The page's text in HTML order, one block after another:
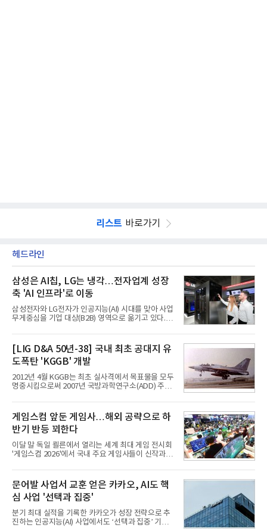
리스트 바로가기
헤드라인
삼성은 AI칩, LG는 냉각…전자업계 성장
축 'AI 인프라'로 이동
삼성전자와 LG전자가 인공지능(AI) 시대를 맞아 사업
무게중심을 기업 대상(B2B) 영역으로 옮기고 있다.
접어든 가운데 삼성전자는 AI 반도체를 중심으로 데
이터센터 생태계 공략을 강화하고 LG전자는 냉각솔
루션·전장·로봇 등 기업용 솔루션 사업 확대에 속도를
내고 있다.9일 업계에 따르면 LG전자는 2분기 생활가
전과 프리미엄 제품 경쟁력에 더해 B2B 사업 확대 효
과로 수익성을 방어한 반면 삼성전자는 디바이스경험
(DX) 부문의 TV·생활가전 수익성이 악화됐다. 대신 삼
사업 확대
[LIG D&A 50년-38] 국내 최초 공대지 유
도폭탄 'KGGB' 개발
2012년 4월 KGGB는 최초 실사격에서 목표물을 모두
명중시킴으로써 2007년 국방과학연구소(ADD) 주관
체로 참여했다. 체계개발에는 총 400여억 원의 개발
비와 62개월의 기간이 소요됐다. 한국형 GPS 유도폭
탄 KGGB(Korea GPS Guided Bomb)는 국내 최초
의 공대지 유도폭탄으로 2012년에 최종 전투용 적합
판정을 받았다.우리 공군이 운용하는 모든 전투기에
탑재할 수 있는 KGGB는 일반목적폭탄(General
Purpose Bomb)에 장착하여 운용토록 개발됐다.이
는 조종사가 휴대하는 명령통신장치(PDU, P
게임스컴 앞둔 게임사…해외 공략으로 하
반기 반등 꾀한다
이달 말 독일 쾰른에서 열리는 세계 최대 게임 전시회
'게임스컴 2026'에서 국내 주요 게임사들이 신작과 글
체별로 엇갈린 가운데 하반기 신작 흥행과 해외 시장
성과가 실적을 좌우할 핵심 변수로 떠오르고 있다.8일
업계에 따르면 올해 상반기 게임업계는 기업별 성적
표가 크게 갈렸다. 대표적으로 크래프톤은 'PUBG: 배
틀그라운드'의 안정적인 성장에 힘입어 상반기 연결
기준 매출 2조6616억원, 영업이익 9725억원으로 역
대 최대 실적을 기록했다. 엔씨도 올해 출시한 '아이온
문어발 사업서 교훈 얻은 카카오, AI도 핵
심 사업 '선택과 집중'
분기 최대 실적을 기록한 카카오가 성장 전략으로 추
진하는 인공지능(AI) 사업에서도 ‘선택과 집중’ 기조